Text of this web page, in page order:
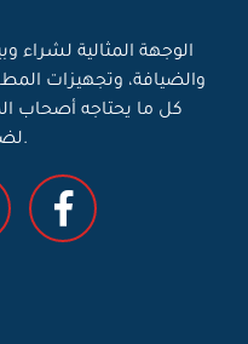
الوجهة المثالية
والضيافة، وتجهيزات
كل ما يحتاجه أصحاب
لضمان تشغيل سلس ونجاح أعمالهم.